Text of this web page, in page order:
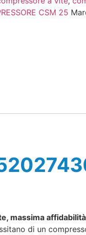
CSM 25
massima
di un